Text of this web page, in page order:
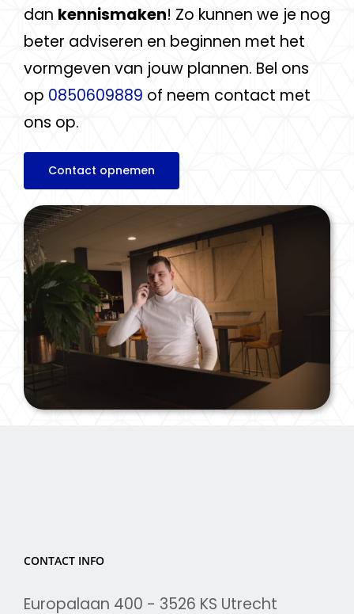
dan kennismaken! Zo kunnen we je nog
beter adviseren en beginnen met het
vormgeven van jouw plannen. Bel ons
op 0850609889 of neem contact met
ons op.
Contact opnemen
CONTACT INFO
Europalaan 400 - 3526 KS Utrecht